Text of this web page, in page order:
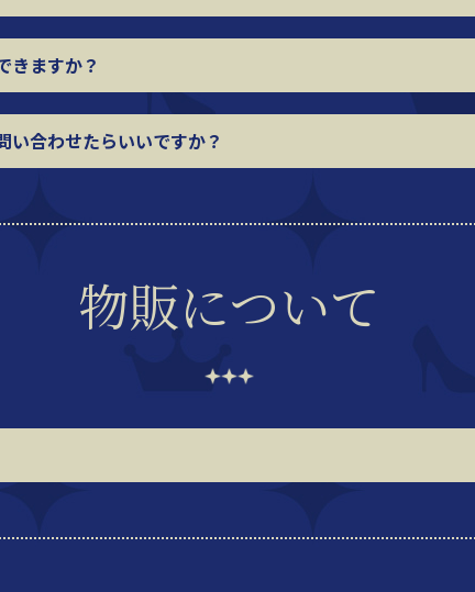
きますか？
い合わせたらいいですか？
物販について